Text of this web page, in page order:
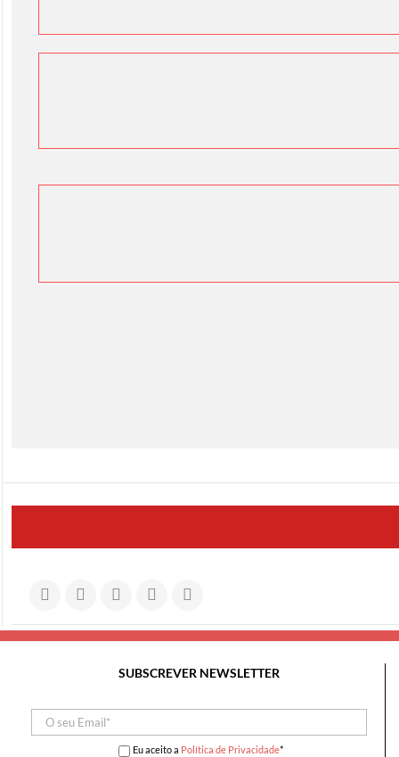
SUBSCREVER NEWSLETTER
Eu aceito a Política de Privacidade*